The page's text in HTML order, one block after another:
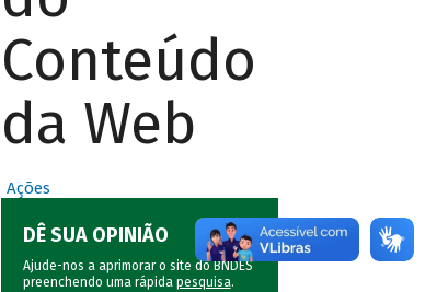
Conteúdo
da Web
Ações
DÊ SUA OPINIÃO
Ajude-nos a aprimorar o site do BNDES
preenchendo uma rápida pesquisa.